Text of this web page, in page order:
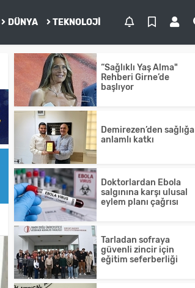
DÜNYA TEKNOLOJI
“Sağlıklı Yaş Alma"
Rehberi Girne’de
başlıyor
Demirezen’den sağlığa
anlamlı katkı
Doktorlardan Ebola
salgınına karşı ulusal
eylem planı çağrısı
Tarladan sofraya
güvenli zincir için
eğitim seferberliği